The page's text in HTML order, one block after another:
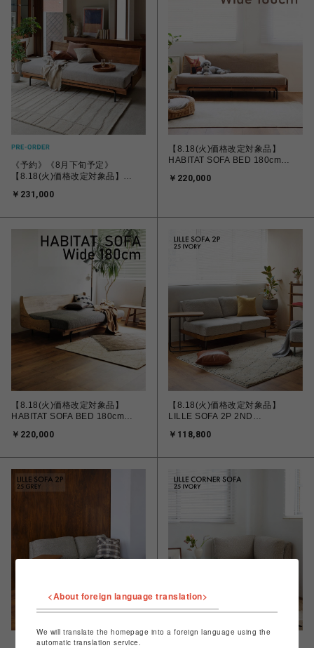
《予約》《8月下旬予定》
【8.18(火)価格改定対象品】
BEIGE ハビタソファ ベット ベー
￥231,000
【8.18(火)価格改定対象品】
HABITAT SOFA BED 180cm
ジュ 700
￥220,000
【8.18(火)価格改定対象品】
HABITAT SOFA BED 180cm
ー 700
￥220,000
【8.18(火)価格改定対象品】
LILLE SOFA 2P 2ND
￥118,800
【8.18(火)価格改定対象品】
<About foreign language translation>
We will translate the homepage into a foreign language using the
automatic translation service.